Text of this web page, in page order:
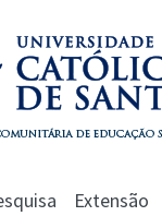
Extensão